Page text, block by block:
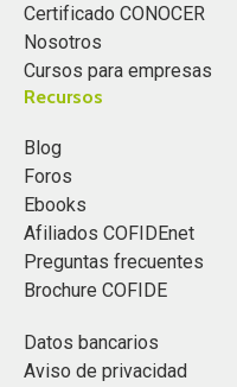
Certificado CONOCER
Nosotros
Cursos para empresas
Recursos
Blog
Foros
Ebooks
Afiliados COFIDEnet
Preguntas frecuentes
Brochure COFIDE
Datos bancarios
Aviso de privacidad